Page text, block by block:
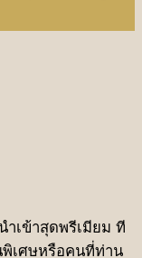
ำเข้าสุดพรีเมียม ที
เศษหรือคนที่ท่าน